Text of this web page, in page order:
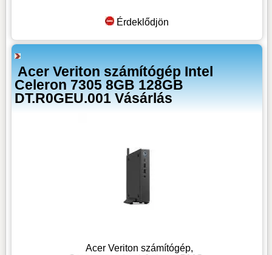
Érdeklődjön
Acer Veriton számítógép Intel
Celeron 7305 8GB 128GB
DT.R0GEU.001 Vásárlás
Acer Veriton számítógép,